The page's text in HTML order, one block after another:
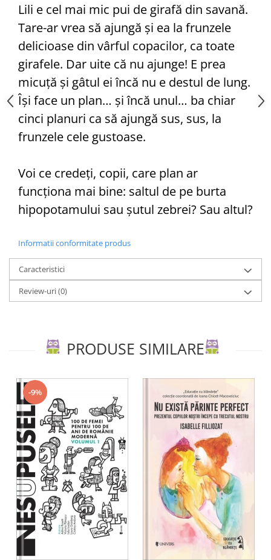
Editura Nomina
Editura Pandora M
Editura Portocala Albastră
Editura Scriptum
Editura Sophia
Editura Usborne
Editura Vellant
Editura Verba
Lili e cel mai mic pui de girafă din savană.
Tare-ar vrea să ajungă și ea la frunzele
delicioase din vârful copacilor, ca toate
girafele. Dar uite că nu ajunge! E prea
micuță și gâtul ei încă nu e destul de lung.
Își face un plan… și încă unul… ba chiar
cinci planuri ca să ajungă sus, sus, la
frunzele cele gustoase.
Voi ce credeți, copii, care plan ar
funcționa mai bine: saltul de pe burta
hipopotamului sau șutul zebrei? Sau altul?
Informatii conformitate produs
Caracteristici
Review-uri(0)
PRODUSE SIMILARE
-9%